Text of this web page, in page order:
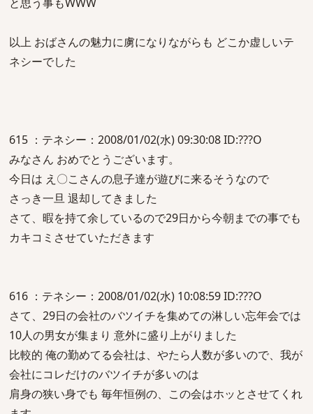
以上 おばさんの魅力に虜になりながらも どこか虚しいテ
ネシーでした
615 ：テネシー：2008/01/02(水) 09:30:08 ID:???O
みなさん おめでとうございます。
今日は え〇こさんの息子達が遊びに来るそうなので
さっき一旦 退却してきました
さて、暇を持て余しているので29日から今朝までの事でも
カキコミさせていただきます
616 ：テネシー：2008/01/02(水) 10:08:59 ID:???O
さて、29日の会社のバツイチを集めての淋しい忘年会では
10人の男女が集まり 意外に盛り上がりました
比較的 俺の勤めてる会社は、やたら人数が多いので、我が
会社にコレだけのバツイチが多いのは
肩身の狭い身でも 毎年恒例の、この会はホッとさせてくれ